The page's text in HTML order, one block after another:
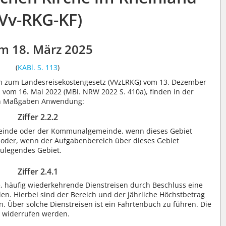
RKG-KF)
18. März 2025
(KABl. S. 113)
Landesreisekostengesetz (VVzLRKG) vom 13. Dezember
16. Mai 2022 (MBl. NRW 2022 S. 410a), finden in der
Anwendung:
Ziffer 2.2.2
oder der Kommunalgemeinde, wenn dieses Gebiet
wenn der Aufgabenbereich über dieses Gebiet
Gebiet.
Ziffer 2.4.1
häufig wiederkehrende Dienstreisen durch Beschluss eine
Hierbei sind der Bereich und der jährliche Höchstbetrag
Über solche Dienstreisen ist ein Fahrtenbuch zu führen. Die
widerrufen werden.